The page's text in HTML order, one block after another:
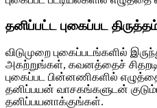
தனிப்பட்ட புகைப்பட
விடுமுறை புகைப்படங்களில்
அகற்றுங்கள், கவனத்தைச்
புகைப்பட பின்னணிகளில்
தனிப்பயன் வாசகங்களுடன்
தனிப்பயனாக்குங்கள்.